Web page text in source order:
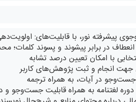
پیشرفته نور، با قابلیت‌های:
در برابر پیشوند و پسوند
با امکان تعیین درصد تشابه
جهت انجام و ثبت پژوهش‌های کاربر
در آیات، به همراه ترجمه
دوره لغتنامه به همراه قابلیت جست‌وجو و